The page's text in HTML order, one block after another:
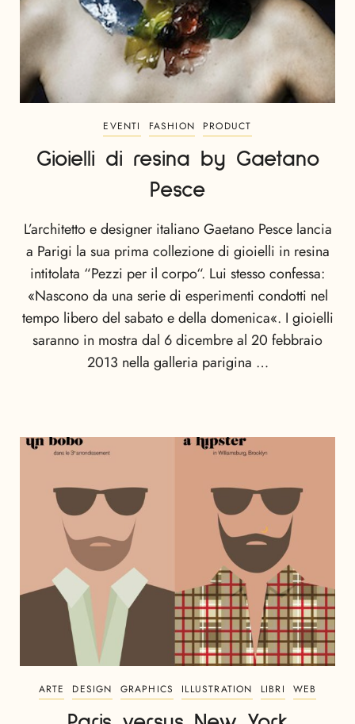
EVENTI FASHION PRODUCT
Gioielli di resina by Gaetano
Pesce
L’architetto e designer italiano Gaetano Pesce lancia
a Parigi la sua prima collezione di gioielli in resina
intitolata “Pezzi per il corpo“. Lui stesso confessa:
«Nascono da una serie di esperimenti condotti nel
tempo libero del sabato e della domenica«. I gioielli
saranno in mostra dal 6 dicembre al 20 febbraio
2013 nella galleria parigina …
ARTE DESIGN GRAPHICS ILLUSTRATION LIBRI WEB